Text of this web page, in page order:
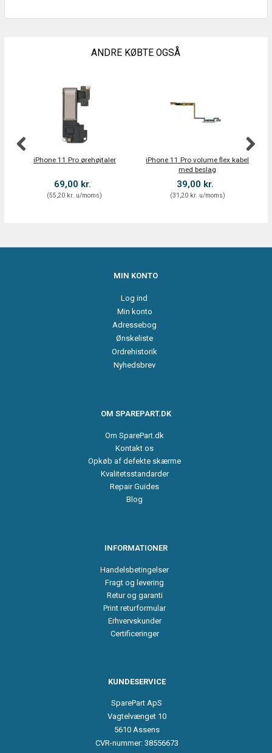
ANDRE KØBTE OGSÅ
iPhone 11 Pro ørehøjtaler
69,00 kr.
(55,20 kr. u/moms)
iPhone 11 Pro volume flex kabel
med beslag
39,00 kr.
(31,20 kr. u/moms)
MIN KONTO
Log ind
Min konto
Adressebog
Ønskeliste
Ordrehistorik
Nyhedsbrev
OM SPAREPART.DK
Om SparePart.dk
Kontakt os
Opkøb af defekte skærme
Kvalitetsstandarder
Repair Guides
Blog
INFORMATIONER
Handelsbetingelser
Fragt og levering
Retur og garanti
Print returformular
Erhvervskunder
Certificeringer
KUNDESERVICE
SparePart ApS
Vagtelvænget 10
5610 Assens
CVR-nummer: 38556673